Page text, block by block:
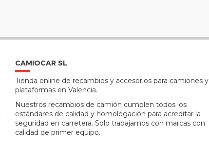
CAMIOCAR SL
Tienda online de recambios y accesorios para camiones y
plataformas en Valencia.
Nuestros recambios de camión cumplen todos los
estándares de calidad y homologación para acreditar la
seguridad en carretera. Solo trabajamos con marcas con
calidad de primer equipo.